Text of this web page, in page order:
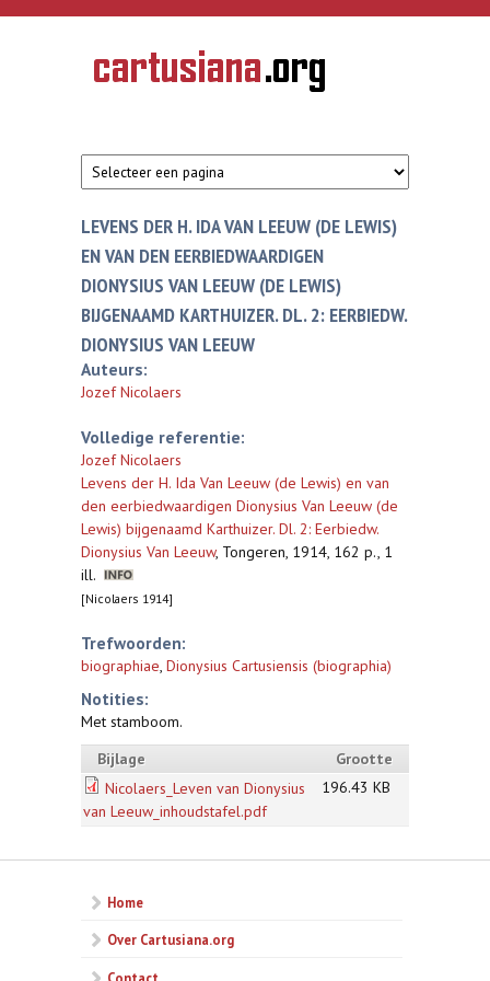
Overslaan en naar de inhoud gaan
CARTUSIANA
Geschiedenis
van de
LEVENS DER H. IDA VAN LEEUW (DE LEWIS)
EN VAN DEN EERBIEDWAARDIGEN
DIONYSIUS VAN LEEUW (DE LEWIS)
BIJGENAAMD KARTHUIZER. DL. 2: EERBIEDW.
DIONYSIUS VAN LEEUW
Auteurs:
Jozef Nicolaers
Volledige referentie:
Jozef Nicolaers
Levens der H. Ida Van Leeuw (de Lewis) en van
den eerbiedwaardigen Dionysius Van Leeuw (de
Lewis) bijgenaamd Karthuizer. Dl. 2: Eerbiedw.
Dionysius Van Leeuw, Tongeren, 1914, 162 p., 1
ill.
[Nicolaers 1914]
Trefwoorden:
biographiae, Dionysius Cartusiensis (biographia)
Notities:
Met stamboom.
Bijlage
Grootte
Nicolaers_Leven van Dionysius
van Leeuw_inhoudstafel.pdf
196.43 KB
Home
Over Cartusiana.org
Contact